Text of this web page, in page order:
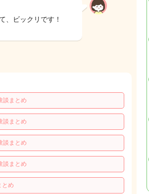
、ビックリです！
談まとめ
談まとめ
談まとめ
談まとめ
とめ